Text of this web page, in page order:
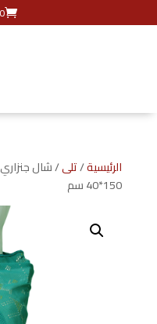
0 Items
الرئيسية/تلى/ شال
150*40 سم